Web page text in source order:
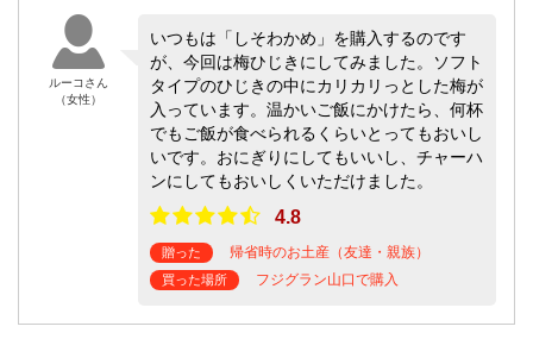
ルーコさん
（女性）
いつもは「しそわかめ」を購入するのです
が、今回は梅ひじきにしてみました。ソフト
タイプのひじきの中にカリカリっとした梅が
入っています。温かいご飯にかけたら、何杯
でもご飯が食べられるくらいとってもおいし
いです。おにぎりにしてもいいし、チャーハ
ンにしてもおいしくいただけました。
4.8
贈った 帰省時のお土産（友達・親族）
買った場所 フジグラン山口で購入